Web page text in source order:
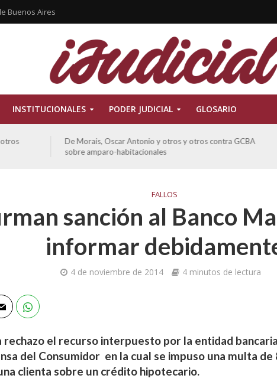
Buenos Aires
INSTITUCIONALES PODER JUDICIAL GLOSARIO
De Morais, Oscar Antonio y otros y otros contra GCBA
sobre amparo-habitacionales
FALLOS
sanción al Banco
informar
4 de noviembre de 2014 4 minutos de lectura
rechazo el recurso interpuesto por la entidad
del Consumidor en la cual se impuso una multa
clienta sobre un crédito hipotecario.